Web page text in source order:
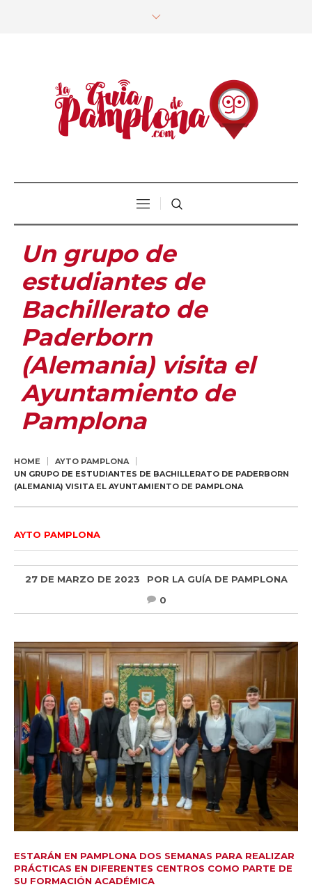
Un grupo de
estudiantes de
Bachillerato de
Paderborn
(Alemania) visita el
Ayuntamiento de
Pamplona
HOME
AYTO PAMPLONA
UN GRUPO DE ESTUDIANTES DE BACHILLERATO DE PADERBORN
(ALEMANIA) VISITA EL AYUNTAMIENTO DE PAMPLONA
AYTO PAMPLONA
27 DE MARZO DE 2023 POR LA GUÍA DE PAMPLONA
0
ESTARÁN EN PAMPLONA DOS SEMANAS PARA REALIZAR
PRÁCTICAS EN DIFERENTES CENTROS COMO PARTE DE
SU FORMACIÓN ACADÉMICA